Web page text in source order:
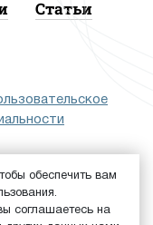
Статьи
Войдите или
обеспечить вам
соглашаетесь на